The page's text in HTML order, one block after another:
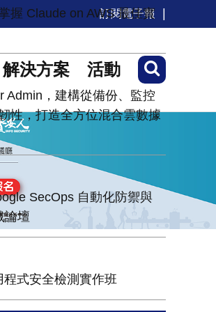
訂閱電子報
解決方案 活動
握 Claude on AWS 最佳實
Admin，建構從備份、監控
性，打造全方位混合雲數據
SecOps 自動化防禦與
論壇
程式安全檢測實作班